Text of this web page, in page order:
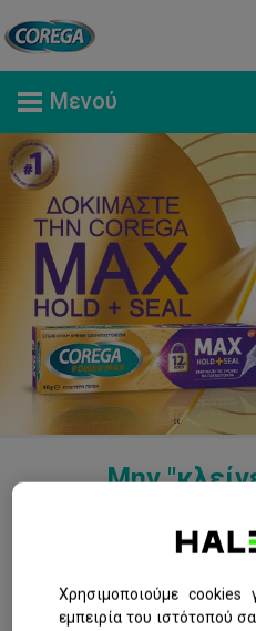
Μενού
Μην
απολαμβάνετε τα
είστε κοντά στους
Χρησιμοποιούμε cookies
εμπειρία του ιστότοπού